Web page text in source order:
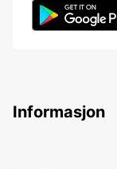
Informasjon